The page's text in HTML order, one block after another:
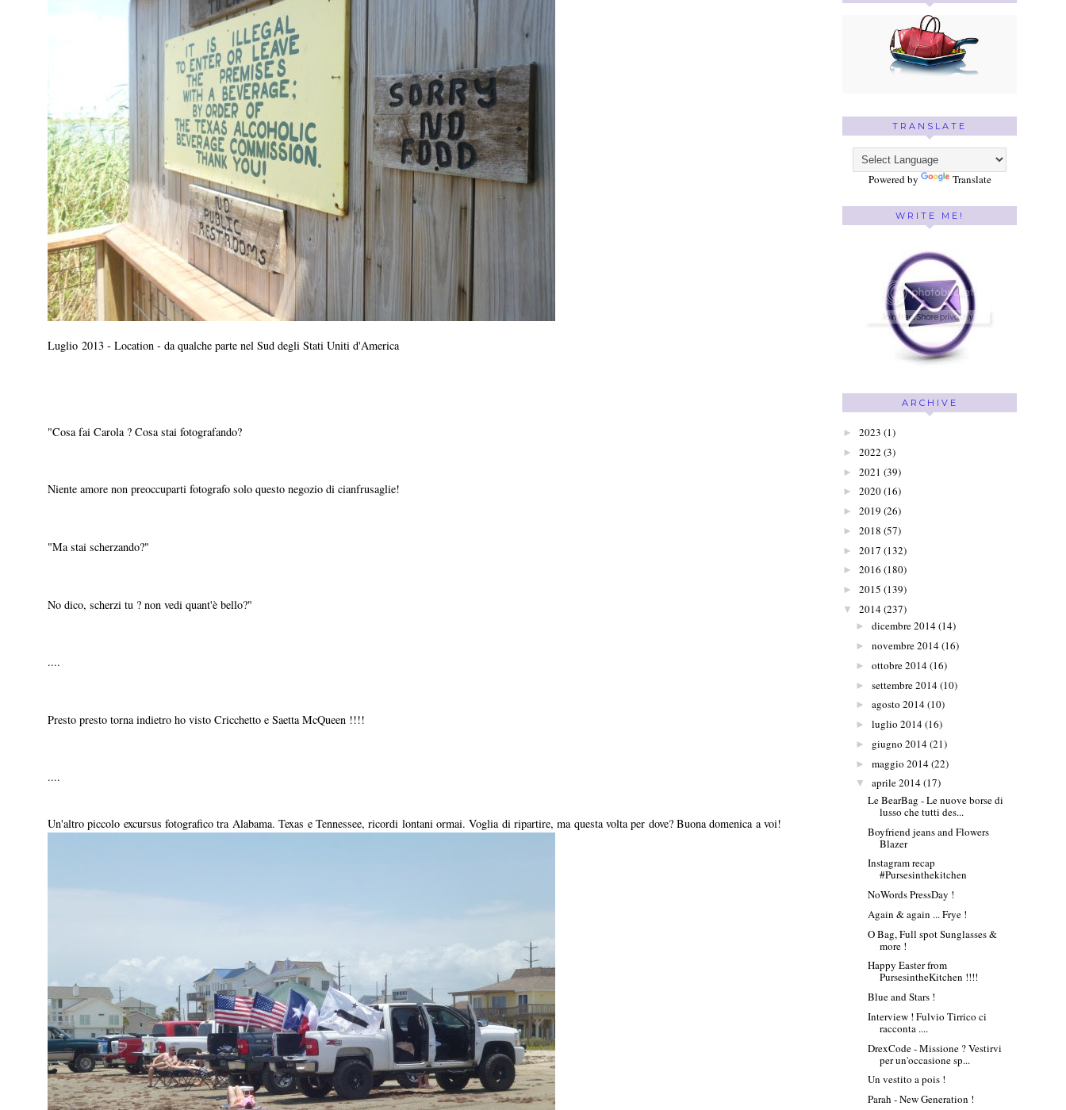
Luglio 2013 - Location - da qualche parte nel Sud degli Stati Uniti d'America
"Cosa fai Carola ? Cosa stai fotografando?
Niente amore non preoccuparti fotografo solo questo negozio di cianfrusaglie!
"Ma stai scherzando?"
No dico, scherzi tu ? non vedi quant'è bello?"
....
Presto presto torna indietro ho visto Cricchetto e Saetta McQueen !!!!
....
Un'altro piccolo excursus fotografico tra Alabama. Texas e Tennessee, ricordi lontani ormai. Voglia di ripartire, ma questa volta per dove? Buona domenica a voi!
TRANSLATE
Powered by Translate
WRITE ME!
ARCHIVE
► 2023 (1)
► 2022 (3)
► 2021 (39)
► 2020(16)
► 2019 (26)
► 2018 (57)
► 2017 (132)
► 2016 (180)
► 2015 (139)
▼ 2014(237)
► dicembre 2014(14)
► novembre 2014(16)
► ottobre 2014(16)
► settembre 2014(10)
► agosto 2014(10)
► luglio 2014(16)
► giugno 2014(21)
► maggio 2014(22)
▼ aprile 2014(17)
Le BearBag - Le nuove borse di
lusso che tutti des...
Boyfriend jeans and Flowers
Blazer
Instagram recap
#Pursesinthekitchen
NoWords PressDay !
Again & again ... Frye !
O Bag, Full spot Sunglasses &
more !
Happy Easter from
PursesintheKitchen !!!!
Blue and Stars !
Interview ! Fulvio Tirrico ci
racconta ....
DrexCode - Missione ? Vestirvi
per un'occasione sp...
Un vestito a pois !
Parah - New Generation !